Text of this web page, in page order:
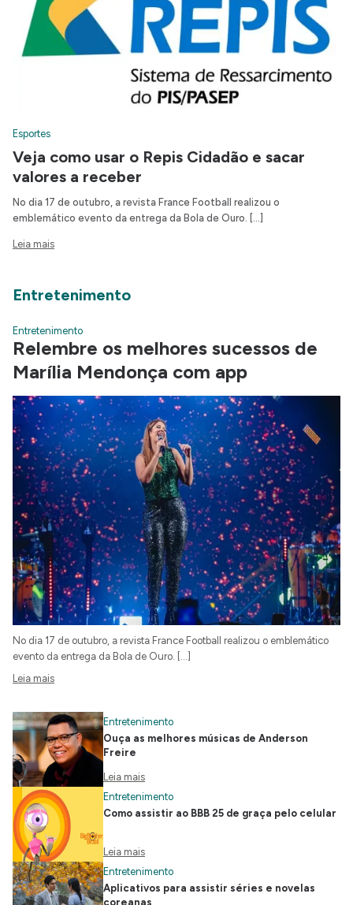
Esportes
Veja como usar o Repis Cidadão e sacar
valores a receber
No dia 17 de outubro, a revista France Football realizou o
emblemático evento da entrega da Bola de Ouro. […]
Leia mais
Entretenimento
Entretenimento
Relembre os melhores sucessos de
Marília Mendonça com app
No dia 17 de outubro, a revista France Football realizou o emblemático
evento da entrega da Bola de Ouro. […]
Leia mais
Entretenimento
Ouça as melhores músicas de Anderson
Freire
Leia mais
Entretenimento
Como assistir ao BBB 25 de graça pelo celular
Leia mais
Entretenimento
Aplicativos para assistir séries e novelas
coreanas